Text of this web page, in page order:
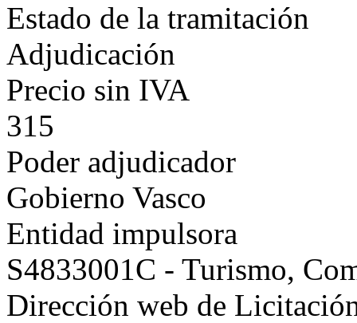
Estado de la tramitación
Adjudicación
Precio sin IVA
315
Poder adjudicador
Gobierno Vasco
Entidad impulsora
S4833001C - Turismo,
Dirección web de